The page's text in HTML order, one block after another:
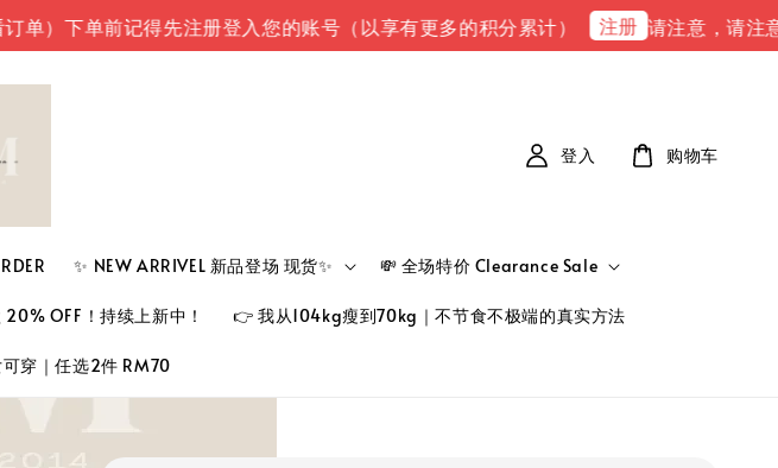
下单前记得先注册登入您的账号（以享有更多的积分累计） 注册 请注意，请注意 下
✨ NEW ARRIVEL 新品登场 现货✨ 💸 全场特价 Clearance Sale
OFF！持续上新中！ 👉 我从104kg瘦到70kg｜不节食不极端的真实方法
穿｜任选2件 RM70
登入 购物车